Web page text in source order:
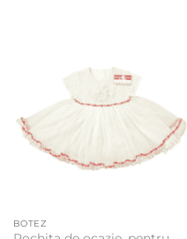
BOTEZ